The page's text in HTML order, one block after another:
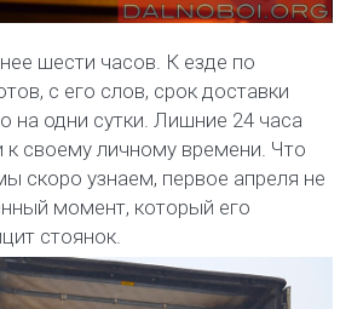
шести часов. К езде по
с его слов, срок доставки
на одни сутки. Лишние 24 часа
к своему личному времени. Что
скоро узнаем, первое апреля не
момент, который его
стоянок.